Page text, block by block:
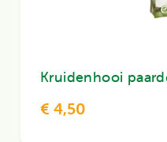
Kruidenhooi
€ 4,50